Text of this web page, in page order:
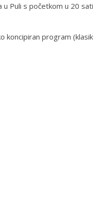
Puli s početkom u 20
koncipiran program